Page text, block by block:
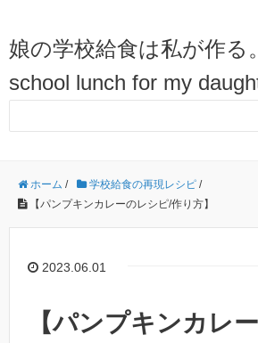
娘の学校給食は私が作る
school lunch for my
ホーム / 学校給食の再現レシピ /
【パンプキンカレーのレシピ/作り方】
2023.06.01
【パンプキンカレ